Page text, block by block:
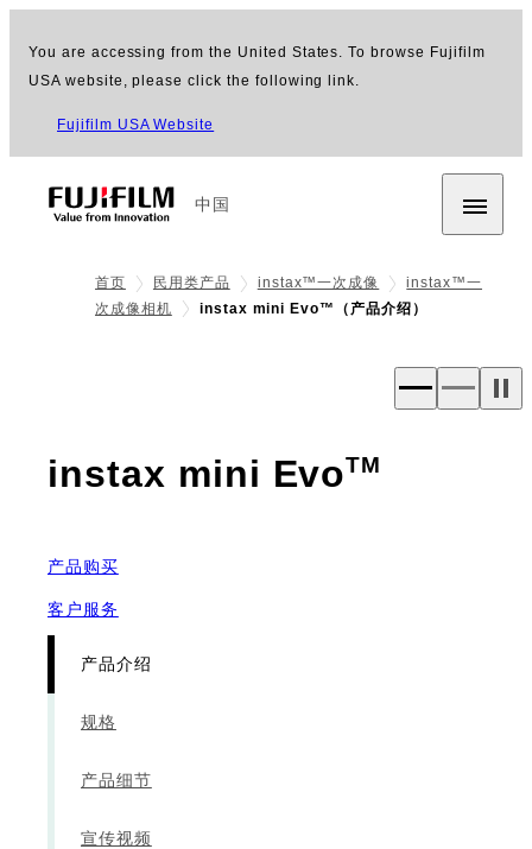
You are accessing from the United States. To browse Fujifilm
USA website, please click the following link.
Fujifilm USA Website
中国
首页 民用类产品 instax™一次成像
instax™一
次成像相机
instax mini Evo™（产品介绍）
instax mini EvoTM
产品购买
客户服务
产品介绍
规格
产品细节
宣传视频